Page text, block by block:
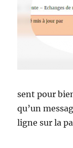
sent pour
qu’un
ligne sur la